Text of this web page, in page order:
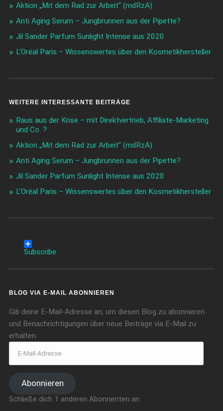
Aktion „Mit dem Rad zur Arbeit“ (mdRzA)
Anti Aging Serum – Jungbrunnen aus der Pipette?
Jil Sander Parfum Sunlight Intense aus 2020
L’Oréal Paris – Wissenswertes über den Kosmetikhersteller
WEITERE INTERESSANTE BEITRÄGE
Raus aus der Krise – mit Direktvertrieb, Affiliate-Marketing
und Co. ?
Aktion „Mit dem Rad zur Arbeit“ (mdRzA)
Anti Aging Serum – Jungbrunnen aus der Pipette?
Jil Sander Parfum Sunlight Intense aus 2020
L’Oréal Paris – Wissenswertes über den Kosmetikhersteller
Subscribe
BLOG VIA E-MAIL ABONNIEREN
Gib deine E-Mail-Adresse an, um diesen Blog zu abonnieren
und Benachrichtigungen über neue Beiträge via E-Mail zu
erhalten.
Abonnieren
Schließe dich 1 anderen Abonnenten an